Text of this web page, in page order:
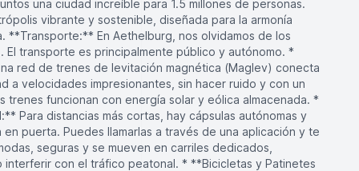
una ciudad increíble para 1.5 millones de personas.
vibrante y sostenible, diseñada para la armonía
**Transporte:** En Aethelburg, nos olvidamos de los
El transporte es principalmente público y autónomo. *
red de trenes de levitación magnética (Maglev) conecta
a velocidades impresionantes, sin hacer ruido y con un
trenes funcionan con energía solar y eólica almacenada. *
Para distancias más cortas, hay cápsulas autónomas y
puerta. Puedes llamarlas a través de una aplicación y te
seguras y se mueven en carriles dedicados,
con el tráfico peatonal. * **Bicicletas y Patinetes